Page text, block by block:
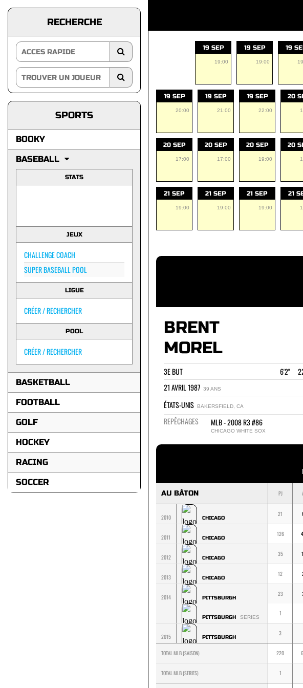
RECHERCHE
SPORTS
BOOKY
BASEBALL
STATS
JEUX
CHALLENGE COACH
SUPER BASEBALL POOL
LIGUE
CRÉER / RECHERCHER
POOL
CRÉER / RECHERCHER
BASKETBALL
FOOTBALL
GOLF
HOCKEY
RACING
SOCCER
19 SEP
19:00
19 SEP
19:00
19
19 SEP
20:00
19 SEP
21:00
19 SEP
22:00
20
20 SEP
17:00
20 SEP
17:00
20 SEP
19:00
20
21 SEP
19:00
21 SEP
19:00
21 SEP
19:00
21
BRENT
MOREL
3E BUT
6'2"
21 AVRIL 1987 39 ANS
ÉTATS-UNIS BAKERSFIELD, CA
REPÊCHAGES MLB - 2008 R3 #86
CHICAGO WHITE SOX
AU BÂTON PJ
2010 CHICAGO
21
2011 CHICAGO
126
2012 CHICAGO
35
2013 CHICAGO
12
2014 PITTSBURGH
23
PITTSBURGH SERIES
1
2015 PITTSBURGH
3
TOTAL MLB (SAISON) 220
TOTAL MLB (SERIES) 1